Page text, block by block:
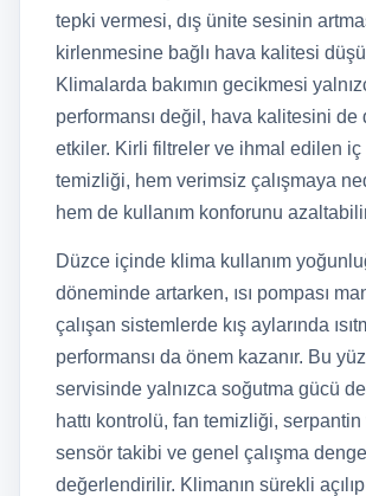
tepki vermesi, dış ünite sesinin
kirlenmesine bağlı hava kalitesi
Klimalarda bakımın gecikmesi
performansı değil, hava kalitesini de
etkiler. Kirli filtreler ve ihmal edilen iç
temizliği, hem verimsiz çalışmaya
hem de kullanım konforunu
Düzce içinde klima kullanım
döneminde artarken, ısı pompası
çalışan sistemlerde kış aylarında
performansı da önem kazanır. Bu
servisinde yalnızca soğutma gücü
hattı kontrolü, fan temizliği,
sensör takibi ve genel çalışma
değerlendirilir. Klimanın sürekli